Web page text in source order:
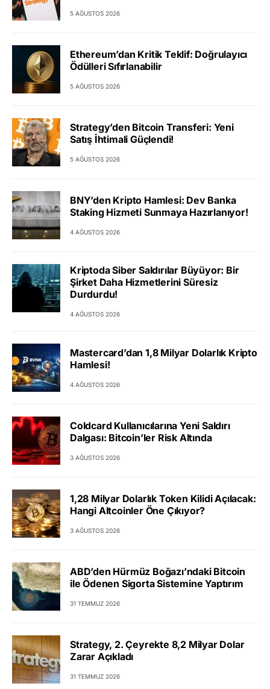
5 AĞUSTOS 2026
Ethereum’dan Kritik Teklif: Doğrulayıcı
Ödülleri Sıfırlanabilir
5 AĞUSTOS 2026
Strategy’den Bitcoin Transferi: Yeni
Satış İhtimali Güçlendi!
5 AĞUSTOS 2026
BNY’den Kripto Hamlesi: Dev Banka
Staking Hizmeti Sunmaya Hazırlanıyor!
4 AĞUSTOS 2026
Kriptoda Siber Saldırılar Büyüyor: Bir
Şirket Daha Hizmetlerini Süresiz
Durdurdu!
4 AĞUSTOS 2026
Mastercard’dan 1,8 Milyar Dolarlık Kripto
Hamlesi!
4 AĞUSTOS 2026
Coldcard Kullanıcılarına Yeni Saldırı
Dalgası: Bitcoin’ler Risk Altında
3 AĞUSTOS 2026
1,28 Milyar Dolarlık Token Kilidi Açılacak:
Hangi Altcoinler Öne Çıkıyor?
3 AĞUSTOS 2026
ABD’den Hürmüz Boğazı’ndaki Bitcoin
ile Ödenen Sigorta Sistemine Yaptırım
31 TEMMUZ 2026
Strategy, 2. Çeyrekte 8,2 Milyar Dolar
Zarar Açıkladı
31 TEMMUZ 2026